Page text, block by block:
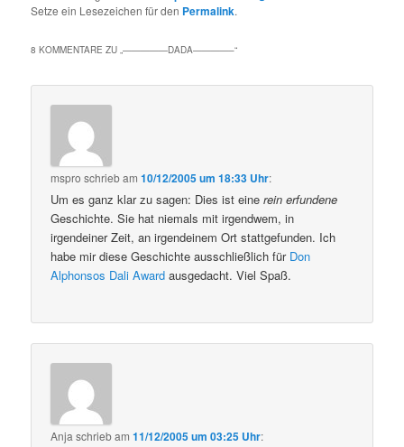
Setze ein Lesezeichen für den Permalink.
8 KOMMENTARE ZU „—————DADA————–“
mspro schriebam10/12/2005 um 18:33 Uhr:
Um es ganz klar zu sagen: Dies ist einerein erfundene
Geschichte. Sie hat niemals mit irgendwem, in
irgendeiner Zeit, an irgendeinem Ort stattgefunden. Ich
habe mir diese Geschichte ausschließlich für Don
Alphonsos Dali Award ausgedacht. Viel Spaß.
Anja schriebam11/12/2005 um 03:25 Uhr: